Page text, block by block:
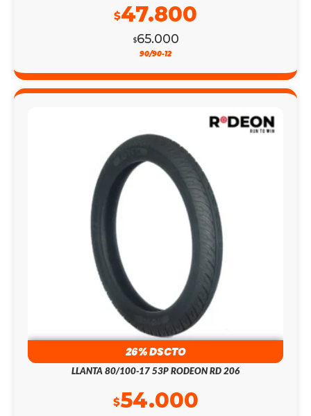
$65.000
$47.800
90/90-12
26% DSCTO
LLANTA 80/100-17 53P RODEON RD 206
$54.000